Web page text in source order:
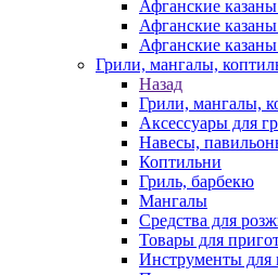
Афганские
Афганские
Афганские
Грили, мангалы,
Назад
Грили, мангалы,
Аксессуары для
Навесы,
Коптильни
Гриль, барбекю
Мангалы
Средства для
Товары для
Инструменты для